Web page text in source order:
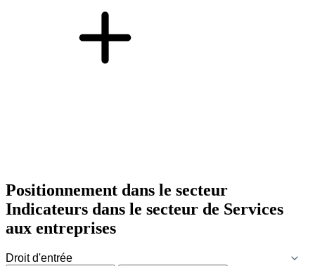
Positionnement dans le secteur
Indicateurs dans le secteur de Services
aux entreprises